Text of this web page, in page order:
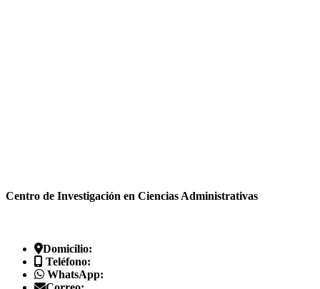
Centro de Investigación en Ciencias Administrativas
Domicilio:
Teléfono:
WhatsApp: